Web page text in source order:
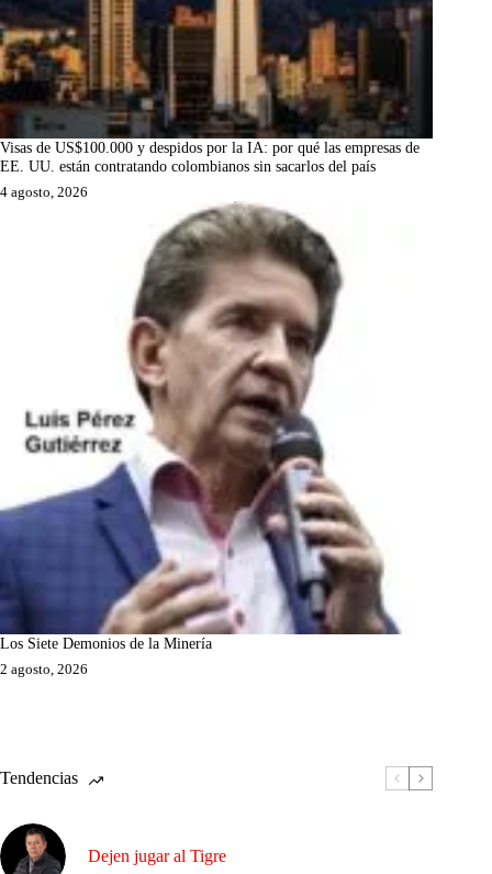
Visas de US$100.000 y despidos por la IA: por qué las empresas de
EE. UU. están contratando colombianos sin sacarlos del país
4 agosto, 2026
Los Siete Demonios de la Minería
2 agosto, 2026
Tendencias
Dejen jugar al Tigre